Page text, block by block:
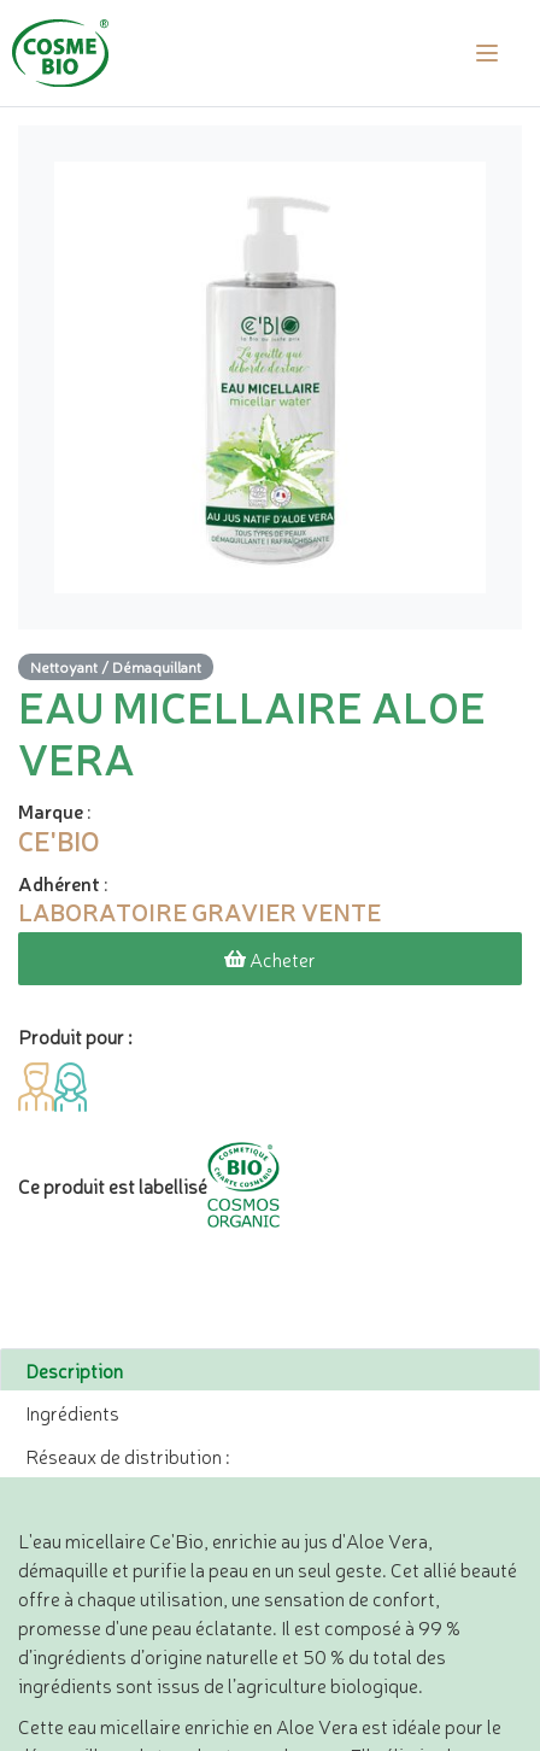
Nettoyant / Démaquillant
EAU MICELLAIRE ALOE
VERA
Marque:
CE'BIO
Adhérent :
LABORATOIRE GRAVIER VENTE
Acheter
Produit pour :
Ce produit est labellisé
Description
Ingrédients
Réseaux de distribution :
L'eau micellaire Ce'Bio, enrichie au jus d'Aloe Vera,
démaquille et purifie la peau en un seul geste. Cet allié beauté
offre à chaque utilisation, une sensation de confort,
promesse d'une peau éclatante. Il est composé à 99 %
d’ingrédients d’origine naturelle et 50 % du total des
ingrédients sont issus de l’agriculture biologique.
Cette eau micellaire enrichie en Aloe Vera est idéale pour le